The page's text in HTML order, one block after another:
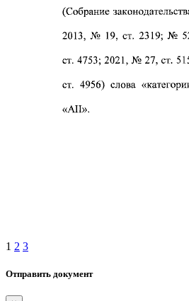
1 2 3
Отправить документ